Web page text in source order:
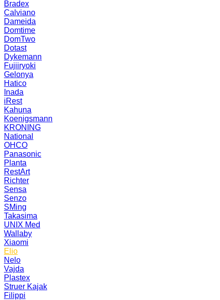
Bradex
Calviano
Dameida
Domtime
DomTwo
Dotast
Dykemann
Fujiiryoki
Gelonya
Hatico
Inada
iRest
Kahuna
Koenigsmann
KRONING
National
OHCO
Panasonic
Planta
RestArt
Richter
Sensa
Senzo
SMing
Takasima
UNIX Med
Wallaby
Xiaomi
Elio
Nelo
Vajda
Plastex
Struer Kajak
Filippi